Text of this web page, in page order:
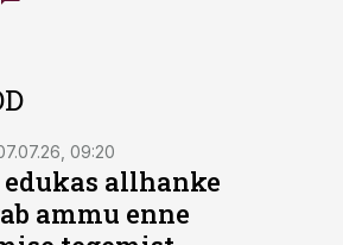
09:20
allhanke
ammu enne